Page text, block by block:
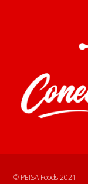
© PEISA Foods 2021 |